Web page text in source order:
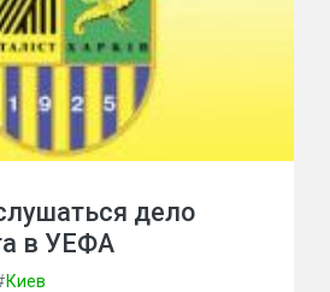
дело
в УЕФА
Киев